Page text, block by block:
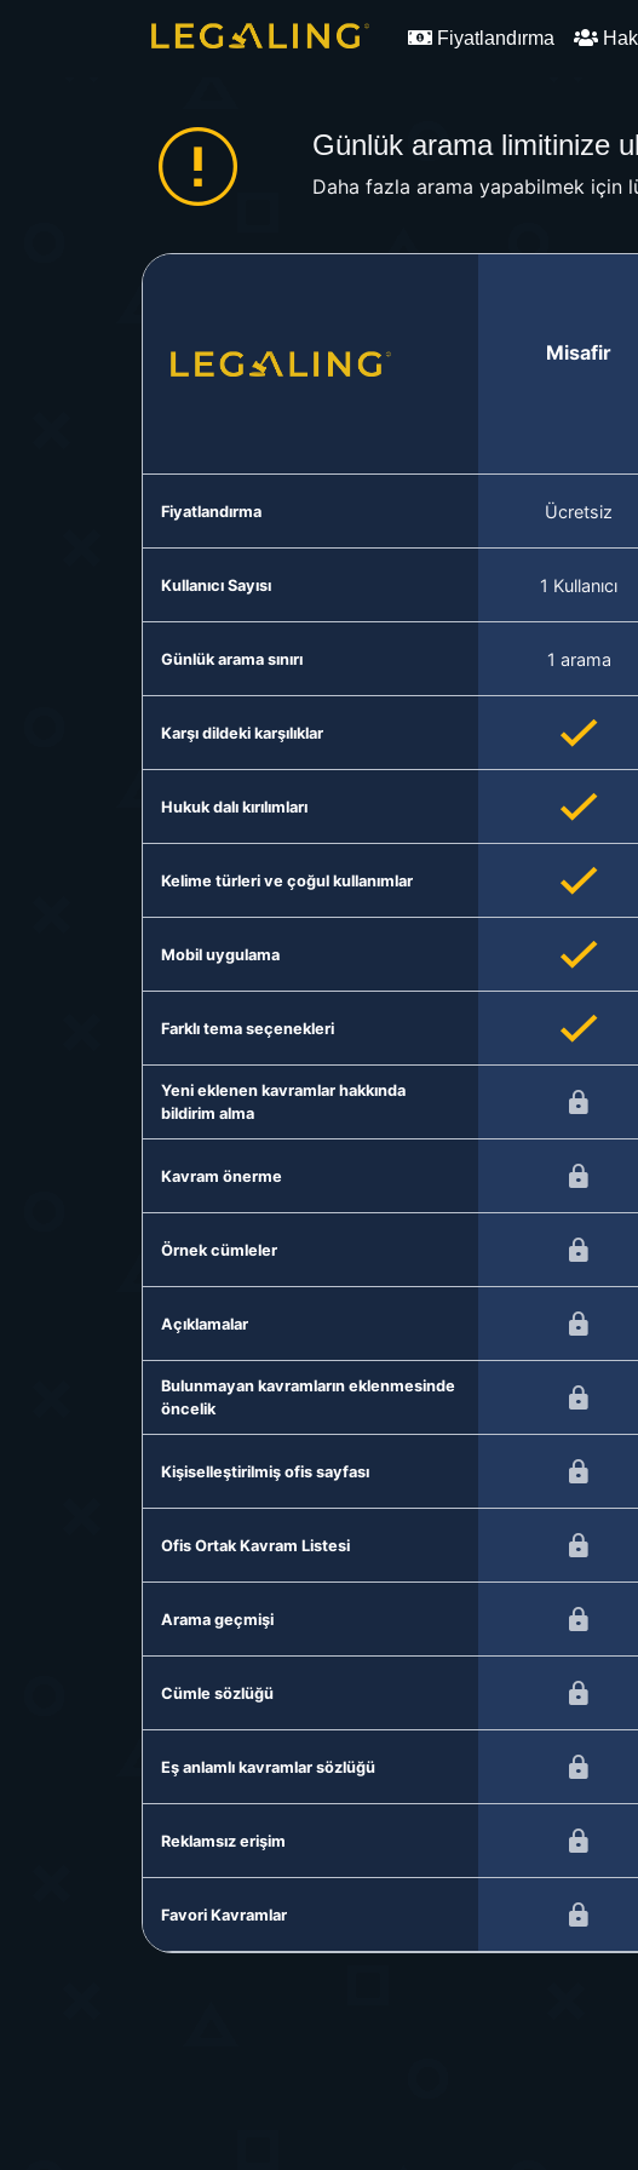
Fiyatlandırma
Günlük arama limitinize
Daha fazla arama yapabilmek için
Misafir
Fiyatlandırma Ücretsiz
Kullanıcı Sayısı 1 Kullanıcı
Günlük arama sınırı 1 arama
Karşı dildeki karşılıklar
Hukuk dalı kırılımları
Kelime türleri ve çoğul kullanımlar
Mobil uygulama
Farklı tema seçenekleri
Yeni eklenen kavramlar hakkında
bildirim alma
Kavram önerme
Örnek cümleler
Açıklamalar
Bulunmayan kavramların eklenmesinde
öncelik
Kişiselleştirilmiş ofis sayfası
Ofis Ortak Kavram Listesi
Arama geçmişi
Cümle sözlüğü
Eş anlamlı kavramlar sözlüğü
Reklamsız erişim
Favori Kavramlar